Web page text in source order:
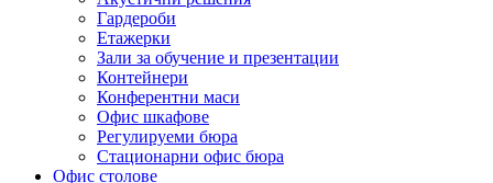
Гардероби
Етажерки
Зали за обучение и презентации
Контейнери
Конферентни маси
Офис шкафове
Регулируеми бюра
Стационарни офис бюра
Офис столове